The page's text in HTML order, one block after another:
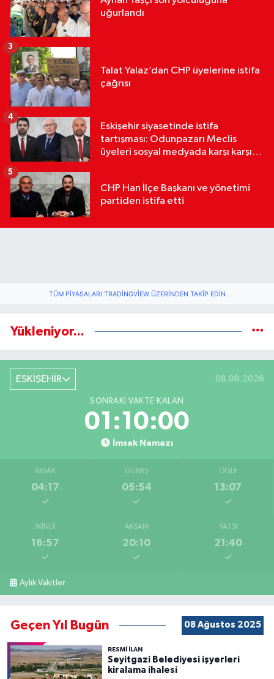
uğurlandı
Talat Yalaz’dan CHP üyelerine istifa
çağrısı
3
Eskişehir siyasetinde istifa
tartışması: Odunpazarı Meclis
üyeleri sosyal medyada karşı karşıya
4
CHP Han İlçe Başkanı ve yönetimi
partiden istifa etti
5
TÜM PIYASALARI TRADINGVIEW ÜZERINDEN TAKIP EDIN
Yükleniyor...
ESKİŞEHİR 08.08.2026
SONRAKI VAKTE KALAN
01:09:59
İmsak Namazı
İMSAK
04:17
GÜNEŞ
05:54
ÖĞLE
13:07
İKINDI
16:57
AKŞAM
20:10
YATSI
21:40
Aylık Vakitler
Geçen Yıl Bugün 08 Ağustos 2025
RESMİ İLAN
Seyitgazi Belediyesi işyerleri
kiralama ihalesi